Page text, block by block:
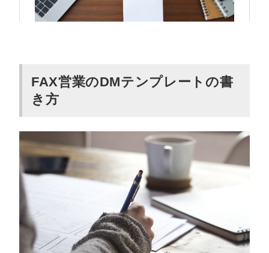
FAX営業のDMテンプレートの書
き方